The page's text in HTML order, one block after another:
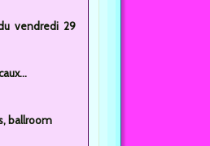
vendredi 29
ballroom